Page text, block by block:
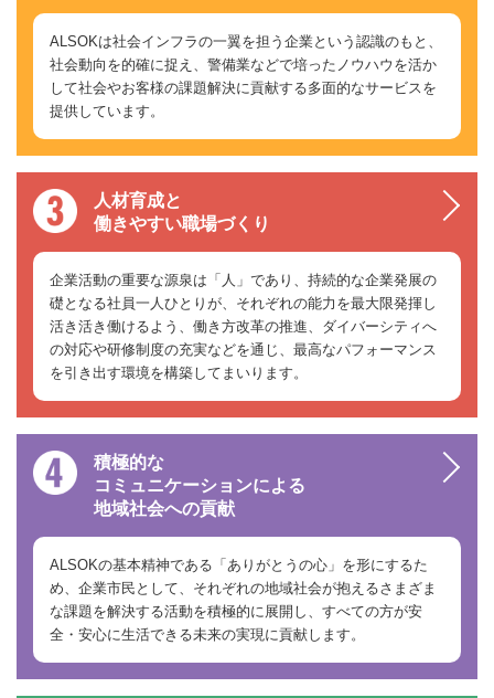
ALSOKは社会インフラの一翼を担う企業という認識のもと、
社会動向を的確に捉え、警備業などで培ったノウハウを活か
して社会やお客様の課題解決に貢献する多面的なサービスを
提供しています。
人材育成と
働きやすい職場づくり
企業活動の重要な源泉は「人」であり、持続的な企業発展の
礎となる社員一人ひとりが、それぞれの能力を最大限発揮し
活き活き働けるよう、働き方改革の推進、ダイバーシティへ
の対応や研修制度の充実などを通じ、最高なパフォーマンス
を引き出す環境を構築してまいります。
積極的な
コミュニケーションによる
地域社会への貢献
ALSOKの基本精神である「ありがとうの心」を形にするた
め、企業市民として、それぞれの地域社会が抱えるさまざま
な課題を解決する活動を積極的に展開し、すべての方が安
全・安心に生活できる未来の実現に貢献します。